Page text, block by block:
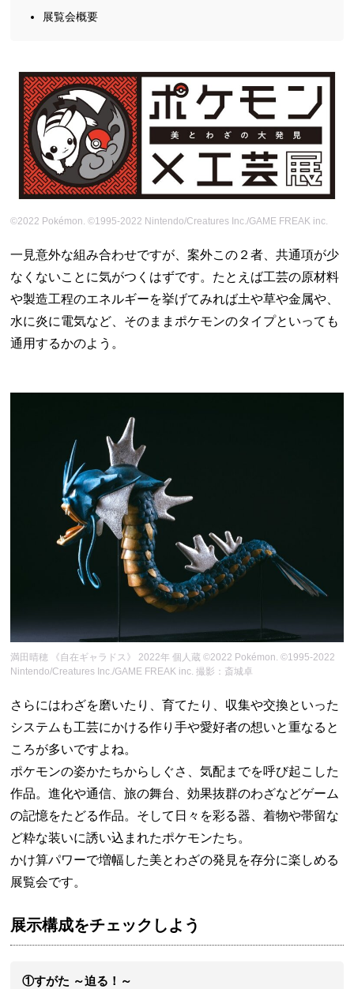
展覧会概要
©2022 Pokémon. ©1995-2022 Nintendo/Creatures Inc./GAME FREAK inc.
一見意外な組み合わせですが、案外この２者、共通項が少
なくないことに気がつくはずです。たとえば工芸の原材料
や製造工程のエネルギーを挙げてみれば土や草や金属や、
水に炎に電気など、そのままポケモンのタイプといっても
通用するかのよう。
満田晴穂 《自在ギャラドス》 2022年 個人蔵 ©2022 Pokémon. ©1995-2022
Nintendo/Creatures Inc./GAME FREAK inc. 撮影：斎城卓
さらにはわざを磨いたり、育てたり、収集や交換といった
システムも工芸にかける作り手や愛好者の想いと重なると
ころが多いですよね。
ポケモンの姿かたちからしぐさ、気配までを呼び起こした
作品。進化や通信、旅の舞台、効果抜群のわざなどゲーム
の記憶をたどる作品。そして日々を彩る器、着物や帯留な
ど粋な装いに誘い込まれたポケモンたち。
かけ算パワーで増幅した美とわざの発見を存分に楽しめる
展覧会です。
展示構成をチェックしよう
①すがた ～迫る！～